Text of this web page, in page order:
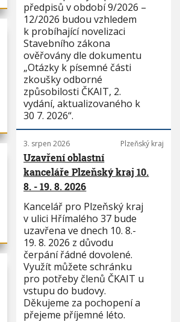
předpisů v období 9/2026 –
12/2026 budou vzhledem
k probíhající novelizaci
Stavebního zákona
ověřovány dle dokumentu
„Otázky k písemné části
zkoušky odborné
způsobilosti ČKAIT, 2.
vydání, aktualizovaného k
30 7. 2026“.
3. srpen 2026 Plzeňský kraj
Uzavření oblastní
kanceláře Plzeňský kraj 10.
8. - 19. 8. 2026
Kancelář pro Plzeňský kraj
v ulici Hřímalého 37 bude
uzavřena ve dnech 10. 8.-
19. 8. 2026 z důvodu
čerpání řádné dovolené.
Využít můžete schránku
pro potřeby členů ČKAIT u
vstupu do budovy.
Děkujeme za pochopení a
přejeme příjemné léto.